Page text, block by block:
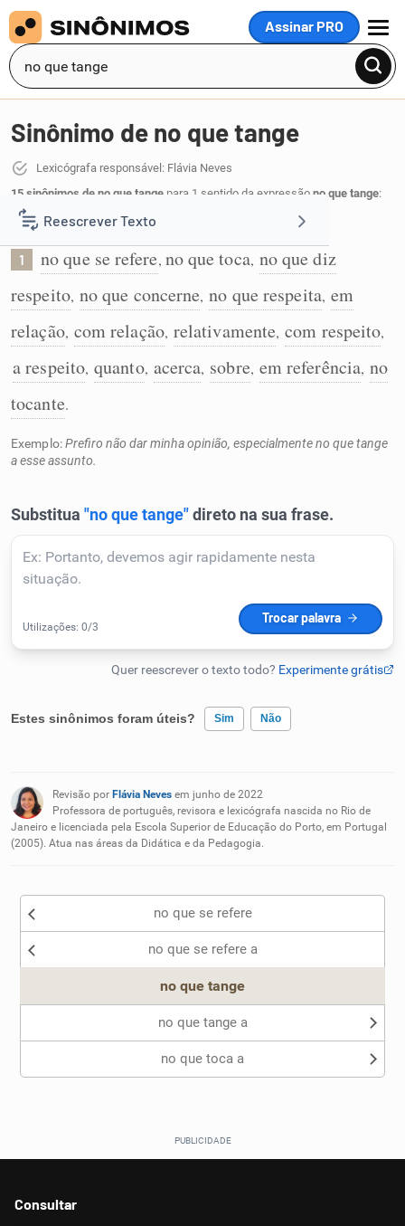
Assinar PRO
MENU
Reescrever Texto
Resumir Texto
Corrigir Texto
Detector de IA
Cata-letras
Conexões
Caça-palavras
Dicionário
Sinônimo de no que tange
Lexicógrafa responsável: Flávia Neves
15 sinônimos de no que tange para 1 sentido da expressão no que tange:
No que está relacionado com alguma coisa:
1 no que se refere, no que toca, no que diz
respeito, no que concerne, no que respeita, em
relação, com relação, relativamente, com respeito,
a respeito, quanto, acerca, sobre, em referência, no
tocante.
Exemplo:Prefiro não dar minha opinião, especialmente no que tange
a esse assunto.
Estes sinônimos foram úteis? Sim Não
Nenhum dos sinônimos apresentados me ajudou
Outro
Revisão por Flávia Neves em junho de 2022
Professora de português, revisora e lexicógrafa nascida no Rio de
Janeiro e licenciada pela Escola Superior de Educação do Porto, em Portugal
(2005). Atua nas áreas da Didática e da Pedagogia.
no que se refere
no que se refere a
no que tange
no que tange a
no que toca a
Consultar